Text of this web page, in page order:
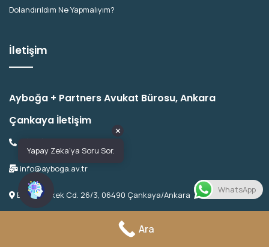
Dolandırıldım Ne Yapmalıyım?
İletişim
Ayboğa + Partners Avukat Bürosu, Ankara
Çankaya İletişim
0 (312) 215 55 15
info@ayboga.av.tr
Emek, Bişkek Cd. 26/3, 06490 Çankaya/Ankara
WhatsApp
Ara
✕
Yapay Zeka'ya Soru Sor.